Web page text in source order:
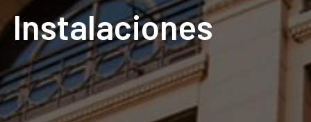
Instalaciones